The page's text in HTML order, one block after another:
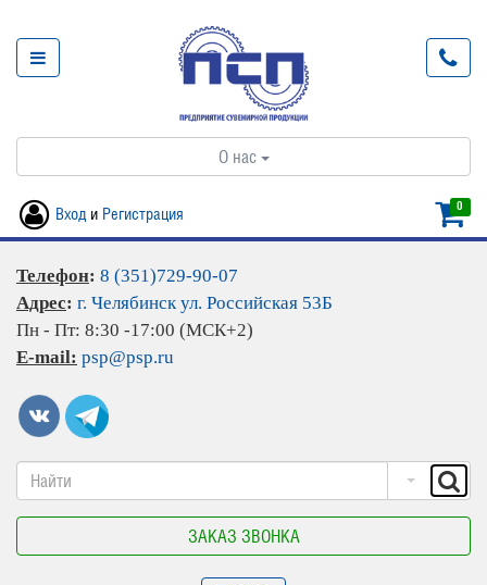
О нас
0
Вход и Регистрация
Телефон: 8 (351)729-90-07
Адрес: г. Челябинск ул. Российская 53Б
Пн - Пт: 8:30 -17:00 (МСК+2)
E-mail: psp@psp.ru
ЗАКАЗ ЗВОНКА